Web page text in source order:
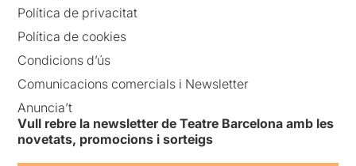
Política de privacitat
Política de cookies
Condicions d’ús
Comunicacions comercials i Newsletter
Anuncia’t
Vull rebre la newsletter de Teatre Barcelona amb les
novetats, promocions i sorteigs